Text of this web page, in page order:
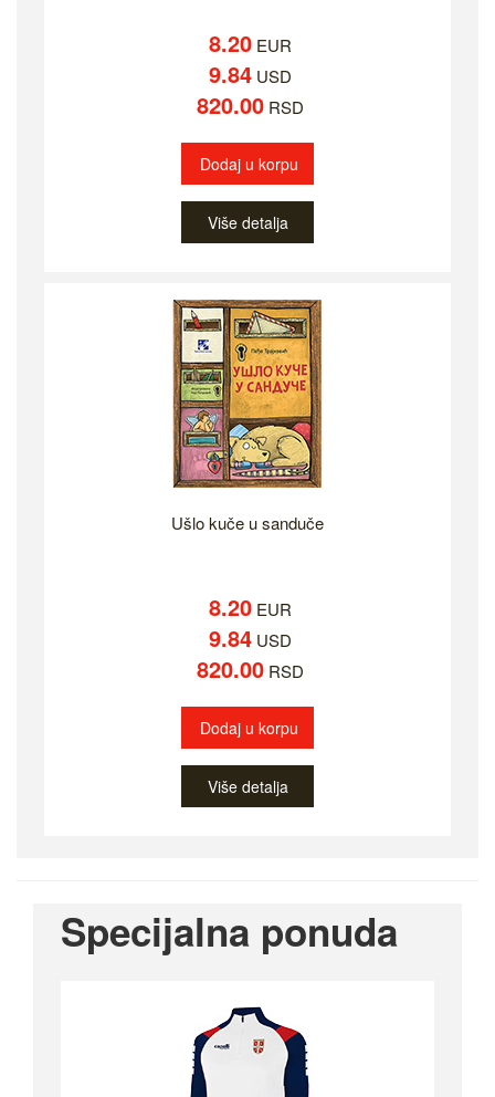
8.20 EUR
9.84 USD
820.00 RSD
Dodaj u korpu
Više detalja
Ušlo kuče u sanduče
8.20 EUR
9.84 USD
820.00 RSD
Dodaj u korpu
Više detalja
Specijalna ponuda